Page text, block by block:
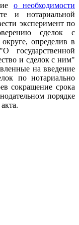
о необходимости
и нотариальной
эксперимент по
сделок с
определив в
и сделок с ним"
на введение
по нотариально
сокращение срока
порядке